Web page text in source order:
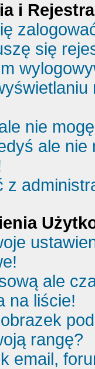
i
się
nie
ale
z
ale
na liście!
rangę?
email,